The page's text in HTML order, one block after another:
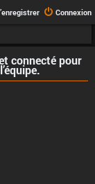
Connexion
connecté pour